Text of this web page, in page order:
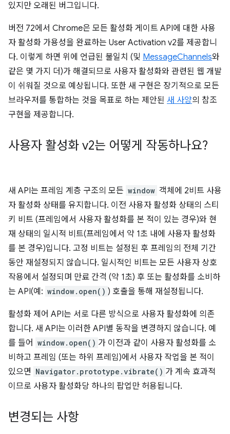
있지만 오래된 버그입니다.
버전 72에서 Chrome은 모든 활성화 게이트 API에 대한 사용
자 활성화 가용성을 완료하는 User Activation v2를 제공합니
다. 이렇게 하면 위에 언급된 불일치 (및 MessageChannels와
같은 몇 가지 더)가 해결되므로 사용자 활성화와 관련된 웹 개발
이 쉬워질 것으로 예상됩니다. 또한 새 구현은 장기적으로 모든
브라우저를 통합하는 것을 목표로 하는 제안된 새 사양의 참조
구현을 제공합니다.
사용자 활성화 v2는 어떻게 작동하나요?
새 API는 프레임 계층 구조의 모든 window 객체에 2비트 사용
자 활성화 상태를 유지합니다. 이전 사용자 활성화 상태의 스티
키 비트 (프레임에서 사용자 활성화를 본 적이 있는 경우)와 현
재 상태의 일시적 비트(프레임에서 약 1초 내에 사용자 활성화
를 본 경우)입니다. 고정 비트는 설정된 후 프레임의 전체 기간
동안 재설정되지 않습니다. 일시적인 비트는 모든 사용자 상호
작용에서 설정되며 만료 간격 (약 1초) 후 또는 활성화를 소비하
는 API(예: window.open() ) 호출을 통해 재설정됩니다.
활성화 제어 API는 서로 다른 방식으로 사용자 활성화에 의존
합니다. 새 API는 이러한 API별 동작을 변경하지 않습니다. 예
를 들어 window.open() 가 이전과 같이 사용자 활성화를 소
비하고 프레임 (또는 하위 프레임)에서 사용자 작업을 본 적이
있으면 Navigator.prototype.vibrate() 가 계속 효과적
이므로 사용자 활성화당 하나의 팝업만 허용됩니다.
변경되는 사항